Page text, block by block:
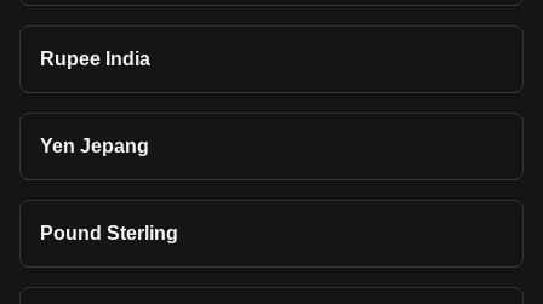
Rupee India
Yen Jepang
Pound Sterling